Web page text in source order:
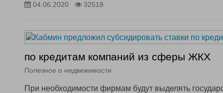
04.06.2020 32518
по кредитам компаний из сферы ЖКХ
Полезное о недвижимости
При необходимости фирмам будут выделять